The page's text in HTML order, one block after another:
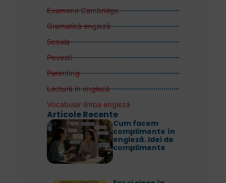
Examene Cambridge
Gramatică engleză
Scoala
Povesti
Parenting
Lectură în engleză
Vocabular limba engleză
Articole Recente
Cum facem
complimente în
engleză. Idei de
complimente